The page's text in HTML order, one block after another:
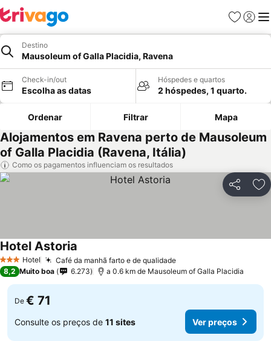
Favoritos
Iniciar
Destino
Mausoleum of Galla Placidia, Ravena
Check-in/out
Escolha as datas
Hóspedes e quartos
2 hóspedes, 1 quarto.
Ordenar Filtrar Mapa
Alojamentos em Ravena perto de Mausoleum
of Galla Placidia (Ravena, Itália)
Como os pagamentos influenciam os resultados
Partilhar
3 EstrelasHotel Café da manhã farto e de qualidade
Hotel Astoria
8,2 Muito boa 6.273 a 0.6 km de Mausoleum of Galla Placidia
De € 71
Consulte os preços de 11 sites Ver preços